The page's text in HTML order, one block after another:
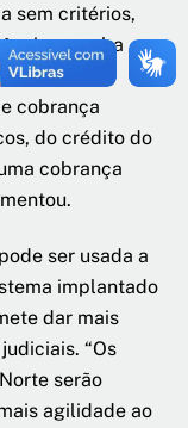
sem critérios,
e acaba
objetivo é
cobrança
do crédito do
cobrança
ser usada a
implantado
dar mais
“Os
serão
agilidade ao